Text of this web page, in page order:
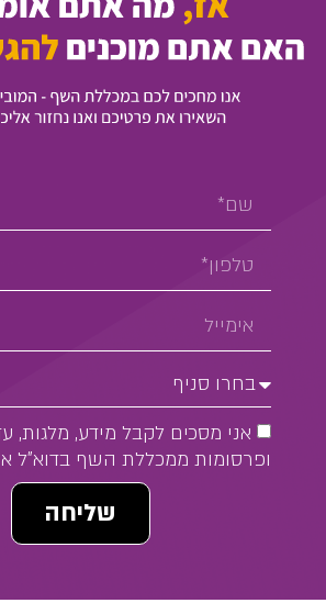
אני מסכים לקבל מידע, מלגות,
ופרסומות ממכללת השף בדוא"ל
שליחה